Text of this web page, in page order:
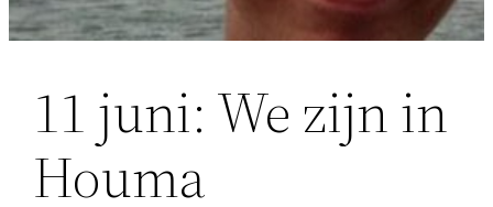
11 juni: We zijn in
Houma